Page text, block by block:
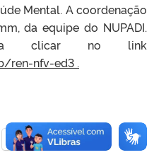
Mental. A coordenação
da equipe do NUPADI.
clicar no link
ren-nfv-ed3 .
E-mail